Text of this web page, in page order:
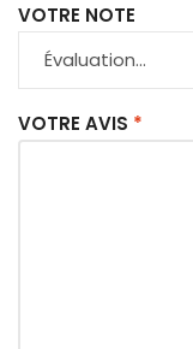
VOTRE NOTE
VOTRE AVIS *